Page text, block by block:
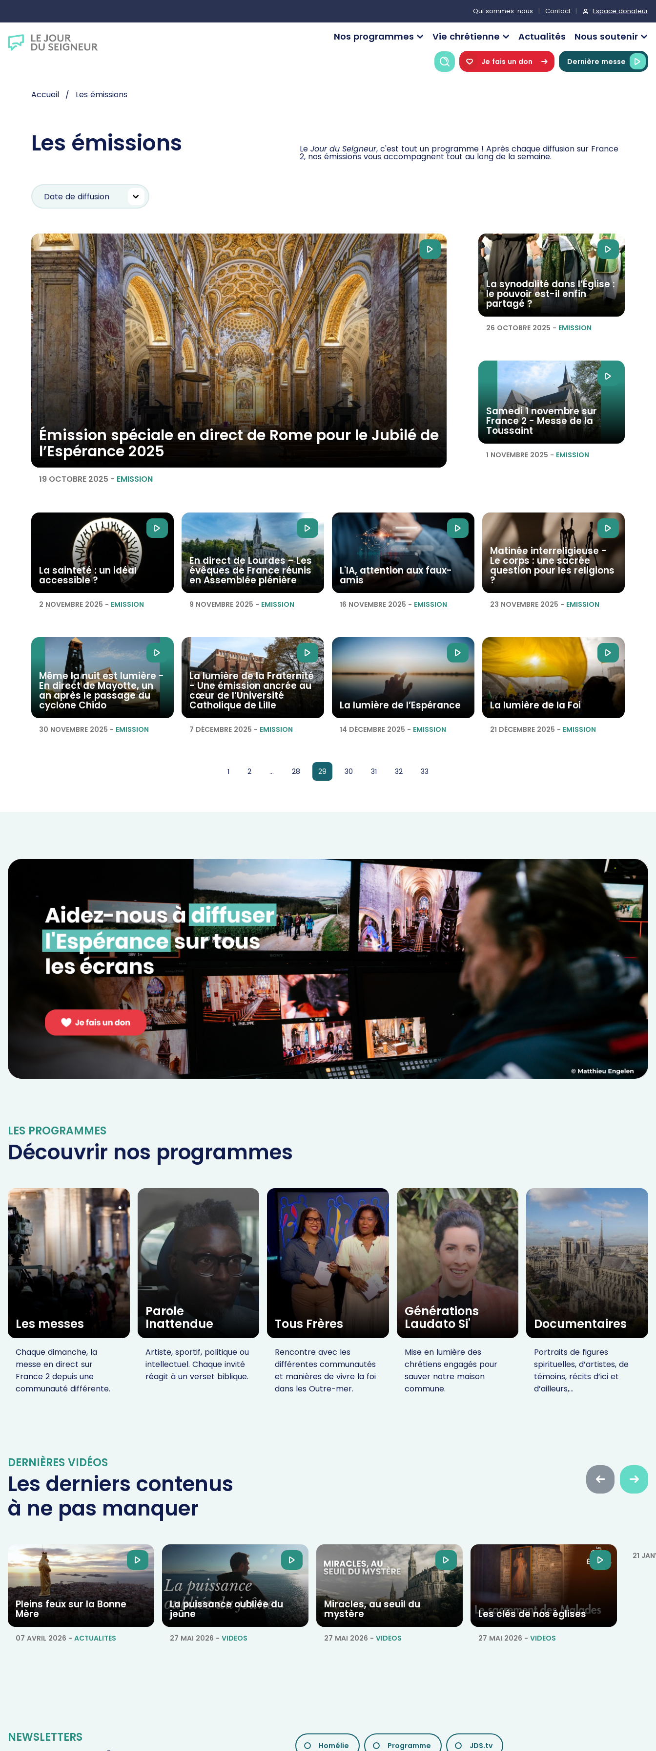
Qui sommes-nous Contact Espace donateur
Nos programmes Vie chrétienne Actualités Nous soutenir
RechercheJe fais un don Dernière messe
Accueil Les émissions
Les émissions LeJour du Seigneur, c'est tout un programme ! Après chaque diffusion sur France
2, nos émissions vous accompagnent tout au long de la semaine.
Émission spéciale en direct de Rome pour le Jubilé de
l’Espérance 2025
19 OCTOBRE 2025 - EMISSION
La synodalité dans l’Église :
le pouvoir est-il enfin
partagé ?
26 OCTOBRE 2025 - EMISSION
Samedi 1 novembre sur
France 2 - Messe de la
Toussaint
1 NOVEMBRE 2025 - EMISSION
La sainteté : un idéal
accessible ?
2 NOVEMBRE 2025 - EMISSION
En direct de Lourdes – Les
évêques de France réunis
en Assemblée plénière
9 NOVEMBRE 2025 - EMISSION
L'IA, attention aux faux-
amis
16 NOVEMBRE 2025 - EMISSION
Matinée interreligieuse -
Le corps : une sacrée
question pour les religions
?
23 NOVEMBRE 2025 - EMISSION
Même la nuit est lumière -
En direct de Mayotte, un
an après le passage du
cyclone Chido
30 NOVEMBRE 2025 - EMISSION
La lumière de la Fraternité
- Une émission ancrée au
cœur de l’Université
Catholique de Lille
7 DÉCEMBRE 2025 - EMISSION
La lumière de l’Espérance
14 DÉCEMBRE 2025 - EMISSION
La lumière de la Foi
21 DÉCEMBRE 2025 - EMISSION
page
1 page
2 ... page
28 29 page
30 page
31 page
32 page
33
LES PROGRAMMES
Découvrir nos programmes
Les messes
Chaque dimanche, la
messe en direct sur
France 2 depuis une
communauté différente.
Parole
Inattendue
Artiste, sportif, politique ou
intellectuel. Chaque invité
réagit à un verset biblique.
Tous Frères
Rencontre avec les
différentes communautés
et manières de vivre la foi
dans les Outre-mer.
Générations
Laudato Si'
Mise en lumière des
chrétiens engagés pour
sauver notre maison
commune.
Documentaires
Portraits de figures
spirituelles, d’artistes, de
témoins, récits d’ici et
d’ailleurs,…
DERNIÈRES VIDÉOS
Les derniers contenus
à ne pas manquer
Pleins feux sur la Bonne
Mère
07 AVRIL 2026 - ACTUALITÉS
La puissance oubliée du
jeûne
27 MAI 2026 - VIDÉOS
Miracles, au seuil du
mystère
27 MAI 2026 - VIDÉOS
Les clés de nos églises
27 MAI 2026 - VIDÉOS
21
Faire
défiler
Faire
défiler
NEWSLETTERS
LES
DIFFÉRENTESHomélie Programme JDS.tv